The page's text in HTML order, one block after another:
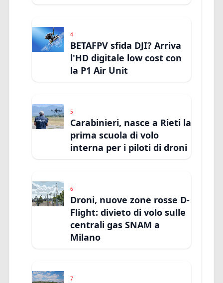
4
BETAFPV sfida DJI? Arriva
l'HD digitale low cost con
la P1 Air Unit
5
Carabinieri, nasce a Rieti la
prima scuola di volo
interna per i piloti di droni
6
Droni, nuove zone rosse D-
Flight: divieto di volo sulle
centrali gas SNAM a
Milano
7